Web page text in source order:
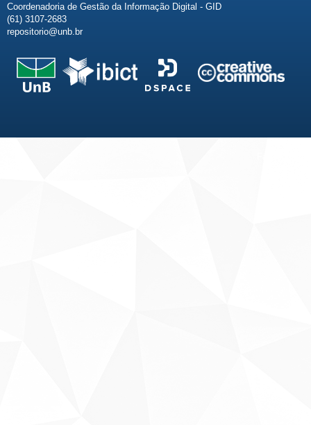
Coordenadoria de Gestão da Informação Digital - GID
(61) 3107-2683
repositorio@unb.br